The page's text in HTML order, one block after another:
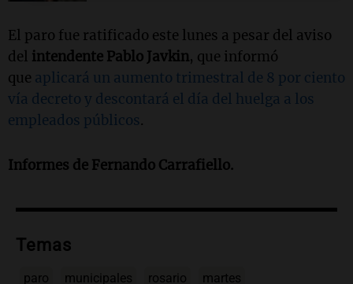
El paro fue ratificado este lunes a pesar del aviso
del intendente Pablo Javkin, que informó
que aplicará un aumento trimestral de 8 por ciento
vía decreto y descontará el día del huelga a los
empleados públicos.
Informes de Fernando Carrafiello.
Temas
paro municipales rosario martes